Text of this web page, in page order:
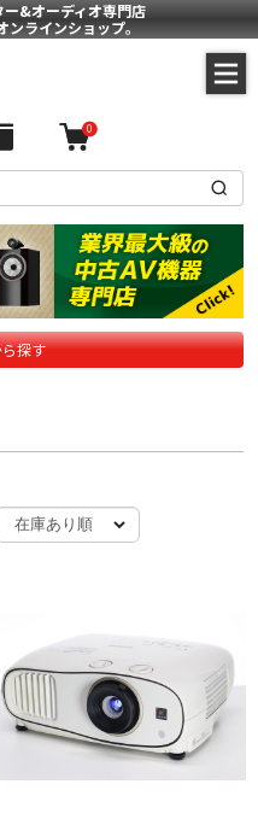
&オーディオ専門店
ンラインショップ。
0
探す